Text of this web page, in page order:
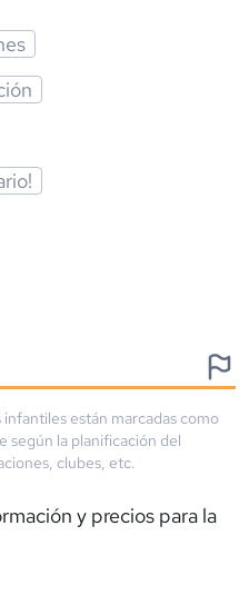
infantiles están marcadas como
según la planificación del
clubes, etc.
y precios para la